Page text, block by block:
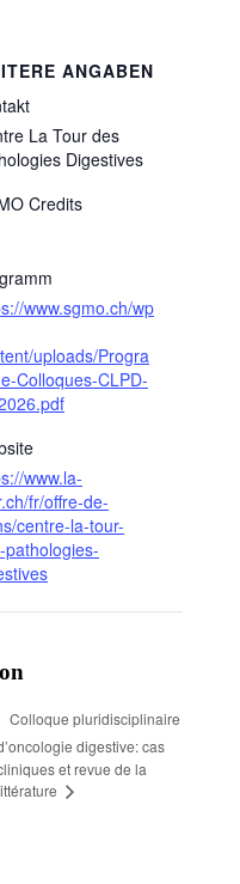
ANGABEN
La Tour des
Digestives
Credits
www.sgmo.ch/wp
uploads/Progra
Colloques-CLPD-
www.la-
fr/offre-de-
centre-la-tour-
pathologies-
Colloque pluridisciplinaire
digestive: cas
et revue de la